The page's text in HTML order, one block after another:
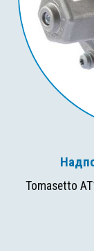
Tomasetto